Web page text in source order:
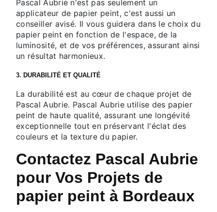
Pascal Aubrie n'est pas seulement un
applicateur de papier peint, c'est aussi un
conseiller avisé. Il vous guidera dans le choix du
papier peint en fonction de l'espace, de la
luminosité, et de vos préférences, assurant ainsi
un résultat harmonieux.
3. DURABILITÉ ET QUALITÉ
La durabilité est au cœur de chaque projet de
Pascal Aubrie. Pascal Aubrie utilise des papier
peint de haute qualité, assurant une longévité
exceptionnelle tout en préservant l'éclat des
couleurs et la texture du papier.
Contactez Pascal Aubrie
pour Vos Projets de
papier peint à Bordeaux